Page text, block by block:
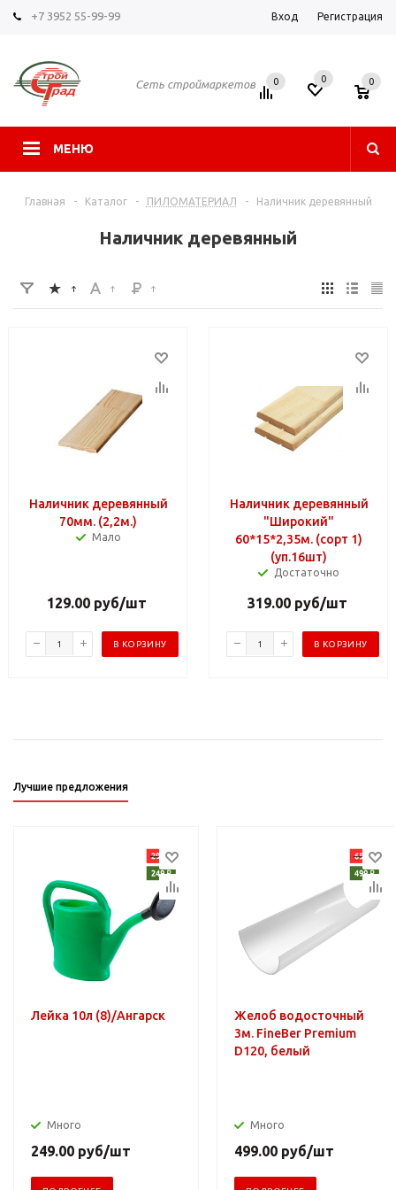
+7 3952 55-99-99 Вход Регистрация
Сеть строймаркетов
МЕНЮ
0 0 0
Главная - Каталог - ПИЛОМАТЕРИАЛ - Наличник деревянный
Наличник деревянный
Наличник деревянный
70мм. (2,2м.)
Мало
129.00руб/шт
В КОРЗИНУ
Наличник деревянный
"Широкий"
60*15*2,35м. (сорт 1)
(уп.16шт)
Достаточно
319.00руб/шт
В КОРЗИНУ
Лучшие предложения
Лейка 10л (8)/Ангарск
Много
249.00 руб/шт
Желоб водосточный
3м. FineBer Premium
D120, белый
Много
499.00 руб/шт